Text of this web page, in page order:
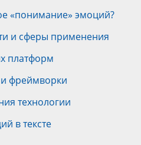
«понимание» эмоций?
и сферы применения
платформ
фреймворки
технологии
в тексте